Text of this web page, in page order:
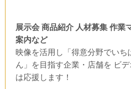
展示会 商品紹介 人材募集 作業
案内など
映像を活用し「得意分野でいち
ん」を目指す企業・店舗を ビ
は応援します！